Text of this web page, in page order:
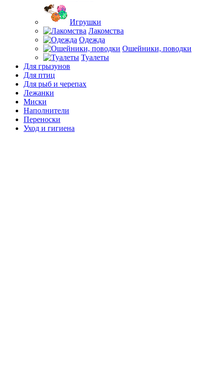
Игрушки
Лакомства
Одежда
Ошейники, поводки
Туалеты
Для грызунов
Для птиц
Для рыб и черепах
Лежанки
Миски
Наполнители
Переноски
Уход и гигиена